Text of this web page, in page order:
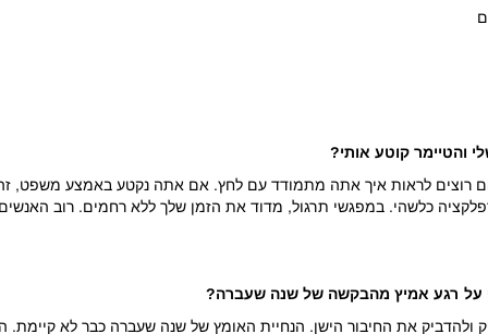
לא מחפשת שלמות. הם רוצים לראות איך אתה מתמודד עם לחץ. אם אתה נקטע באמצע
כלשהי. במפגשי תרגול, מדוד את הזמן שלך ללא רחמים. רוב
על רגע אמיץ מהבקשה של שנה שעברה?
ולהדביק את החיבור הישן. הנחיית האומץ של שנה שעברה כבר לא קיימת.